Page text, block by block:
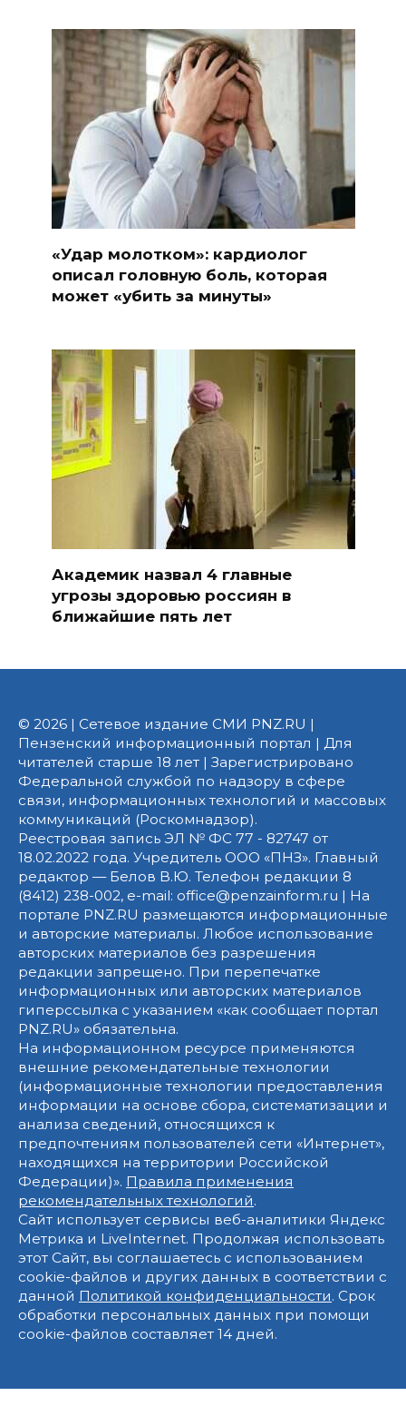
«Удар молотком»: кардиолог
описал головную боль, которая
может «убить за минуты»
Академик назвал 4 главные
угрозы здоровью россиян в
ближайшие пять лет
© 2026 | Сетевое издание СМИ PNZ.RU |
Пензенский информационный портал | Для
читателей старше 18 лет | Зарегистрировано
Федеральной службой по надзору в сфере
связи, информационных технологий и массовых
коммуникаций (Роскомнадзор).
Реестровая запись ЭЛ № ФС 77 - 82747 от
18.02.2022 года. Учредитель ООО «ПНЗ». Главный
редактор — Белов В.Ю. Телефон редакции 8
(8412) 238-002, e-mail: office@penzainform.ru | На
портале PNZ.RU размещаются информационные
и авторские материалы. Любое использование
авторских материалов без разрешения
редакции запрещено. При перепечатке
информационных или авторских материалов
гиперссылка с указанием «как сообщает портал
PNZ.RU» обязательна.
На информационном ресурсе применяются
внешние рекомендательные технологии
(информационные технологии предоставления
информации на основе сбора, систематизации и
анализа сведений, относящихся к
предпочтениям пользователей сети «Интернет»,
находящихся на территории Российской
Федерации)». Правила применения
рекомендательных технологий.
Сайт использует сервисы веб-аналитики Яндекс
Метрика и LiveInternet. Продолжая использовать
этот Сайт, вы соглашаетесь с использованием
cookie-файлов и других данных в соответствии с
данной Политикой конфиденциальности. Срок
обработки персональных данных при помощи
cookie-файлов составляет 14 дней.